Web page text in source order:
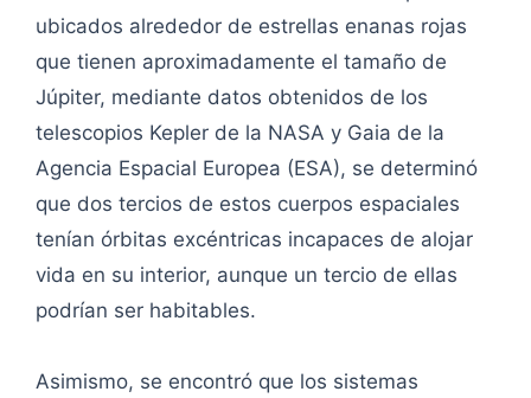
ubicados alrededor de estrellas enanas rojas
que tienen aproximadamente el tamaño de
Júpiter, mediante datos obtenidos de los
telescopios Kepler de la NASA y Gaia de la
Agencia Espacial Europea (ESA), se determinó
que dos tercios de estos cuerpos espaciales
tenían órbitas excéntricas incapaces de alojar
vida en su interior, aunque un tercio de ellas
podrían ser habitables.
Asimismo, se encontró que los sistemas